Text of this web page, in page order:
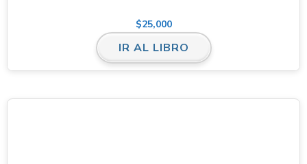
$25,000
IR AL LIBRO